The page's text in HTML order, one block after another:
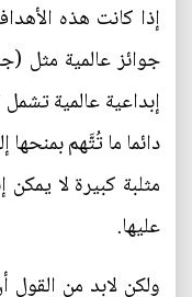
إذا كانت هذه
جوائز عالمية مثل
إبداعية عالمية تشمل
دائما ما تُتَّهم
مثلبة كبيرة لا
عليها.
ولكن لابد من القول